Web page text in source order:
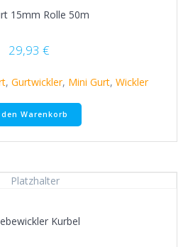
15mm Rolle 50m
29,93 €
, Gurtwickler, Mini Gurt, Wickler
Warenkorb
Kurbel